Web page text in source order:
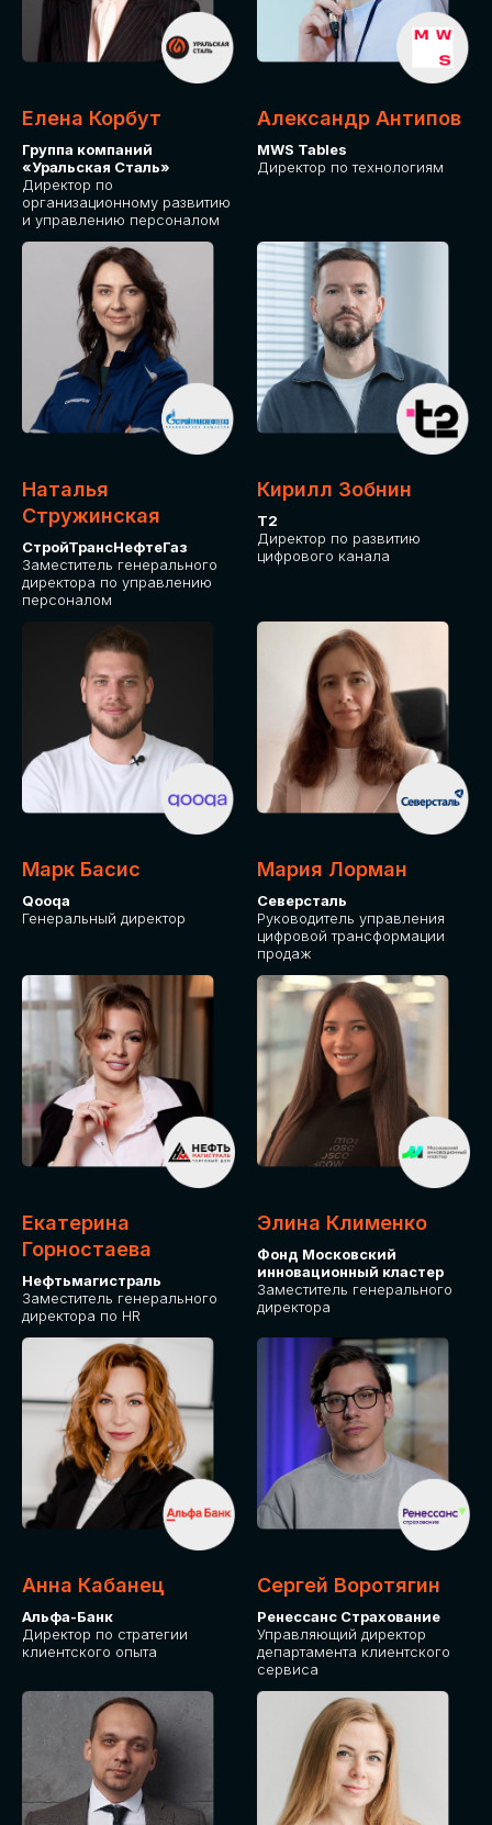
Елена Корбут
Группа компаний
«Уральская Сталь»
Директор по
организационному развитию
и управлению персоналом
Александр Антипов
MWS Tables
Директор по технологиям
Наталья
Стружинская
СтройТрансНефтеГаз
Заместитель генерального
директора по управлению
персоналом
Кирилл Зобнин
Т2
Директор по развитию
цифрового канала
Марк Басис
Qooqa
Генеральный директор
Мария Лорман
Северсталь
Руководитель управления
цифровой трансформации
продаж
Екатерина
Горностаева
Нефтьмагистраль
Заместитель генерального
директора по HR
Элина Клименко
Фонд Московский
инновационный кластер
Заместитель генерального
директора
Анна Кабанец
Альфа-Банк
Директор по стратегии
клиентского опыта
Сергей Воротягин
Ренессанс Страхование
Управляющий директор
департамента клиентского
сервиса
Приглашаем стать спикером GLOBAL
TECH FORUM и поделиться своим
опытом и экспертизой. Будем рады
сотрудничеству!
СТАТЬ
СПИКЕРОМ
IT Solutions for Business
СРЕДИ ПАРТНЕРОВ
МЕРОПРИЯТИЯ
Приглашаем стать партнером GLOBAL
TECH FORUM и презентовать ваши
решения целевой аудитории. Будем
рады сотрудничеству!
СТАНЬТЕ
ЭКСПОНЕНТОМ
ПОДАТЬ ЗАЯВКУ
IT Solutions for Business
СТОИМОСТЬ
УЧАСТИЯ